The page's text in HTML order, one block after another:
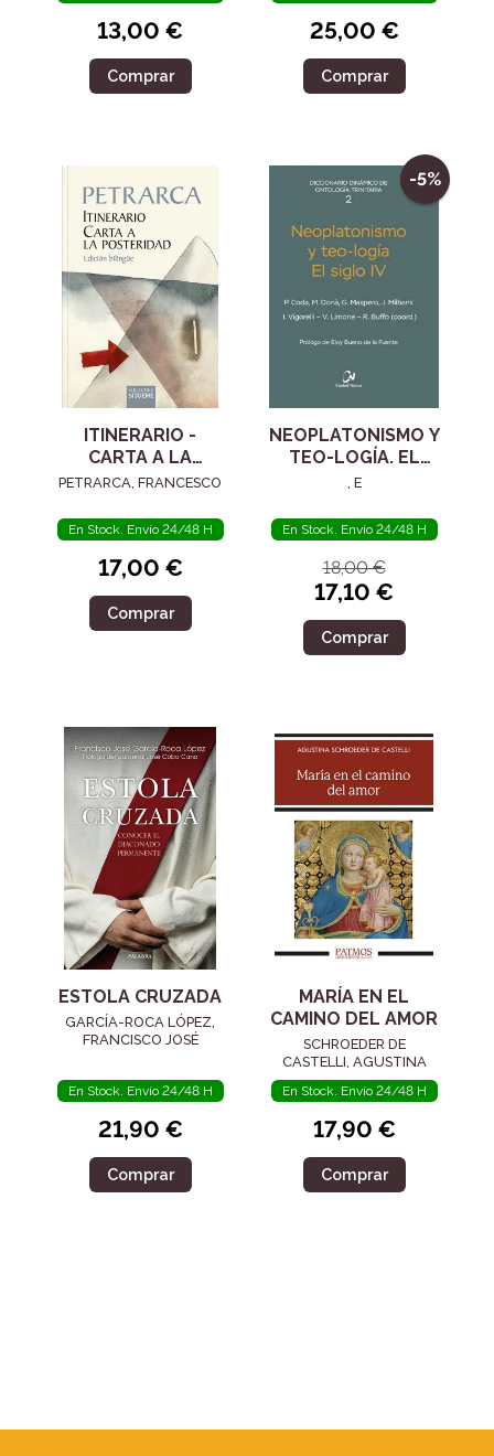
13,00 €
Comprar
25,00 €
Comprar
ITINERARIO -
CARTA A LA
POSTERIDAD
PETRARCA, FRANCESCO
En Stock. Envío 24/48 H
17,00 €
Comprar
-5%
NEOPLATONISMO Y
TEO-LOGÍA. EL
SIGLO IV
, E
En Stock. Envío 24/48 H
18,00 €
17,10 €
Comprar
ESTOLA CRUZADA
GARCÍA-ROCA LÓPEZ,
FRANCISCO JOSÉ
En Stock. Envío 24/48 H
21,90 €
Comprar
MARÍA EN EL
CAMINO DEL AMOR
SCHROEDER DE
CASTELLI, AGUSTINA
En Stock. Envío 24/48 H
17,90 €
Comprar